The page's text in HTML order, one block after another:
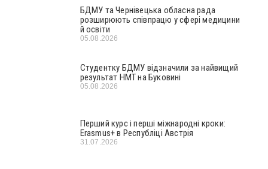
БДМУ та Чернівецька обласна рада
розширюють співпрацю у сфері медицини
й освіти
05.08.2026
Студентку БДМУ відзначили за найвищий
результат НМТ на Буковині
05.08.2026
Перший курс і перші міжнародні кроки:
Erasmus+ в Республіці Австрія
31.07.2026